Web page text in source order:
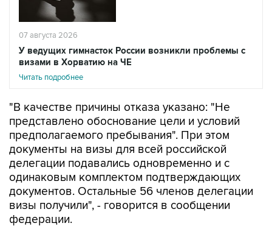
07 августа 2026
У ведущих гимнасток России возникли проблемы с
визами в Хорватию на ЧЕ
Читать подробнее
"В качестве причины отказа указано: "Не
представлено обоснование цели и условий
предполагаемого пребывания". При этом
документы на визы для всей российской
делегации подавались одновременно и с
одинаковым комплектом подтверждающих
документов. Остальные 56 членов делегации
визы получили", - говорится в сообщении
федерации.